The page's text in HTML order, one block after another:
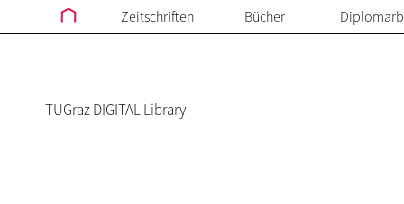
Zeitschriften Bücher
TUGraz DIGITAL Library